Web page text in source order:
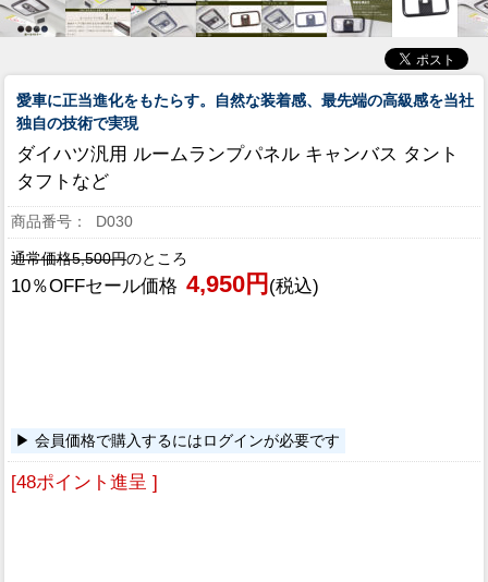
愛車に正当進化をもたらす。自然な装着感、最先端の高級感を当社
独自の技術で実現
ダイハツ汎用 ルームランプパネル キャンバス タント
タフトなど
D030
通常価格5,500円のところ
10％OFFセール価格 4,950円 (税込)
会員価格で購入するにはログインが必要です
[48ポイント進呈 ]